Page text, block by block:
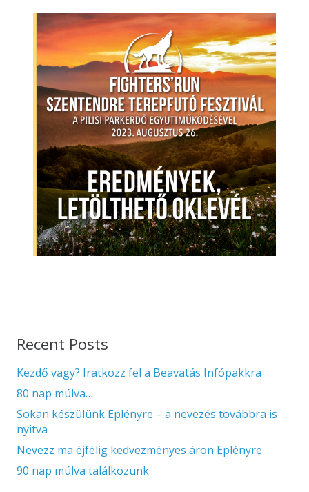
Recent Posts
Kezdő vagy? Iratkozz fel a Beavatás Infópakkra
80 nap múlva…
Sokan készülünk Eplényre – a nevezés továbbra is
nyitva
Nevezz ma éjfélig kedvezményes áron Eplényre
90 nap múlva találkozunk